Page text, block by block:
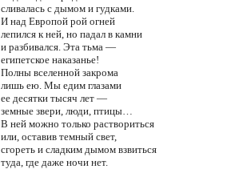
сливалась с дымом и гудками.
И над Европой рой огней
лепился к ней, но падал в камни
и разбивался. Эта тьма —
египетское наказанье!
Полны вселенной закрома
лишь ею. Мы едим глазами
ее десятки тысяч лет —
земные звери, люди, птицы…
В ней можно только раствориться
или, оставив темный свет,
сгореть и сладким дымом взвиться
туда, где даже ночи нет.